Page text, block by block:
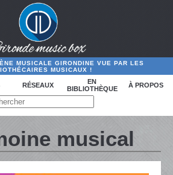
MUSICALE GIRONDINE VUE PAR LES
MUSICAUX !
RÉSEAUX
EN
BIBLIOTHÈQUE
À PROPOS
musical